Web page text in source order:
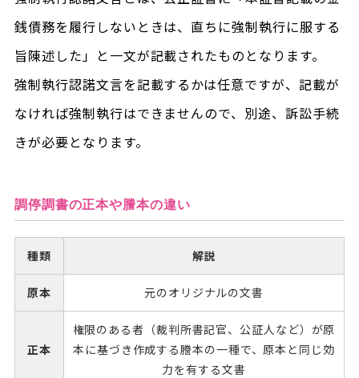
銭債務を履行しないときは、直ちに強制執行に服する
旨陳述した」と一文が記載されたものとなります。
強制執行認諾文言を記載するかは任意ですが、記載が
なければ強制執行はできませんので、別途、訴訟手続
きが必要となります。
調停調書の正本や謄本の違い
種類 解説
原本 元のオリジナルの文書
正本
権限のある者（裁判所書記官、公証人など）が原
本に基づき作成する謄本の一種で、原本と同じ効
力を有する文書